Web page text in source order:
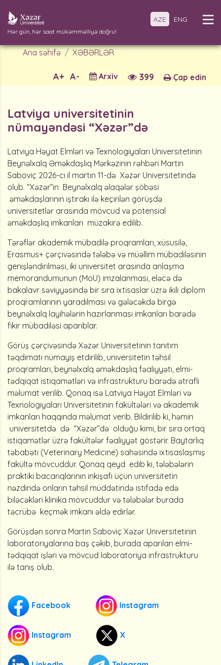
Hər gün, hər saat mükəmməlliyə doğru!
AZE ENG
Ana səhifə XƏBƏRLƏR
Çap edin
399
Arxiv
A-
A+
Latviya universitetinin
nümayəndəsi “Xəzər”də
Latviya Həyat Elmləri və Texnologiyaları Universitetinin
Beynəlxalq Əməkdaşlıq Mərkəzinin rəhbəri Martin
Saboviç 2026-cı il martın 11-də Xəzər Universitetində
olub. “Xəzər”in Beynəlxalq əlaqələr şöbəsi
əməkdaşlarının iştirakı ilə keçirilən görüşdə
universitetlər arasında mövcud və potensial
əməkdaşlıq imkanları müzakirə edilib.
Tərəflər akademik mübadilə proqramları, xüsusilə,
Erasmus+ çərçivəsində tələbə və müəllim mübadiləsinin
genişləndirilməsi, iki universitet arasında anlaşma
memorandumunun (MoU) imzalanması, eləcə də
bakalavr səviyyəsində bir sıra ixtisaslar üzrə ikili diplom
proqramlarının yaradılması və gələcəkdə birgə
beynəlxalq layihələrin hazırlanması imkanları barədə
fikir mübadiləsi aparıblar.
Görüş çərçivəsində Xəzər Universitetinin tanıtım
təqdimatı nümayiş etdirilib, universitetin təhsil
proqramları, beynəlxalq əməkdaşlıq fəaliyyəti, elmi-
tədqiqat istiqamətləri və infrastrukturu barədə ətraflı
məlumat verilib. Qonaq isə Latviya Həyat Elmləri və
Texnologiyaları Universitetinin fakültələri və akademik
imkanları haqqında məlumat verib. Bildirilib ki, həmin
universitetdə də “Xəzər”də olduğu kimi, bir sıra ortaq
istiqamətlər üzrə fakültələr fəaliyyət göstərir. Baytarlıq
təbabəti (Veterinary Medicine) sahəsində ixtisaslaşmış
fakültə mövcuddur. Qonaq qeyd edib ki, tələbələrin
praktiki bacarıqlarının inkişafı üçün universitetin
nəzdində onların təhsil müddətində istifadə edə
biləcəkləri klinika mövcuddur və tələbələr burada
təcrübə keçmək imkanı əldə edirlər.
Görüşdən sonra Martin Saboviç Xəzər Universitetinin
laboratoriyalarına baş çəkib, burada aparılan elmi-
tədqiqat işləri və mövcud laboratoriya infrastrukturu
ilə tanış olub.
Facebook Instagram
Instagram X